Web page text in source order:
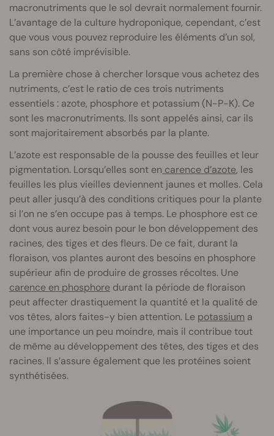
macronutriments que le sol devrait normalement fournir.
L’avantage de la culture hydroponique, cependant, c’est
que vous vous pouvez reproduire les éléments d’un sol,
sans son côté imprévisible.
La première chose à chercher lorsque vous achetez des
nutriments, c’est le ratio de ces trois nutriments
essentiels : azote, phosphore et potassium (N-P-K). Ce
sont les macronutriments. Ils sont appelés ainsi, car ils
sont majoritairement absorbés par la plante.
L’azote est responsable de la pousse des feuilles et leur
pigmentation. Lorsqu’elles sont en carence d’azote, les
feuilles les plus vieilles deviennent jaunes et molles. Cela
peut aller jusqu’à des conditions critiques pour la plante
si l’on ne s’en occupe pas à temps. Le phosphore est ce
dont vous aurez besoin pour le bon développement des
racines, des tiges et des fleurs. De ce fait, durant la
floraison, vos plantes auront des besoins en phosphore
supérieur afin de produire de grosses récoltes. Une
carence en phosphore durant la période de floraison
peut affecter drastiquement la quantité et la qualité de
vos têtes, alors faites-y bien attention. Le potassium a
une importance un peu moindre, mais il contribue tout
de même au développement des têtes, des tiges et des
racines. Il s’assure également que les protéines soient
synthétisées.